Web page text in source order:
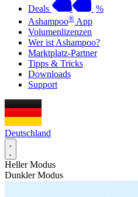
Deals
%
Ashampoo® App
Volumenlizenzen
Wer ist Ashampoo?
Marktplatz-Partner
Tipps & Tricks
Downloads
Support
Deutschland
Heller Modus
Dunkler Modus